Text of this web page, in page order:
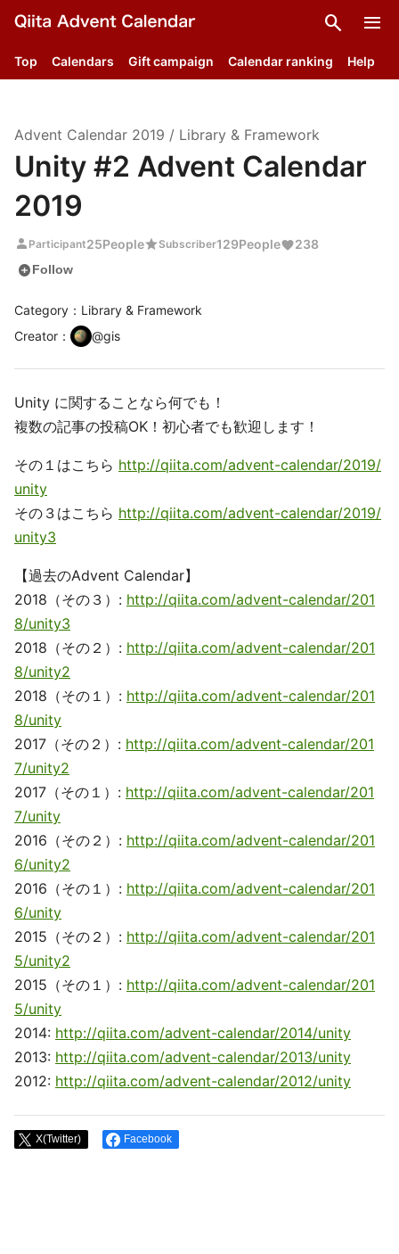
search menu
Top Calendars Gift campaign Calendar ranking Help
Advent Calendar 2019 / Library & Framework
Unity #2 Advent Calendar
2019
person Participant25PeoplestarSubscriber129People 238
add_circleFollow
Category：Library & Framework
Creator ： @gis
Unity に関することなら何でも！
複数の記事の投稿OK！初心者でも歓迎します！
その１はこちら http://qiita.com/advent-calendar/2019/
unity
その３はこちら http://qiita.com/advent-calendar/2019/
unity3
【過去のAdvent Calendar】
2018（その３）: http://qiita.com/advent-calendar/201
8/unity3
2018（その２）: http://qiita.com/advent-calendar/201
8/unity2
2018（その１）: http://qiita.com/advent-calendar/201
8/unity
2017（その２）: http://qiita.com/advent-calendar/201
7/unity2
2017（その１）: http://qiita.com/advent-calendar/201
7/unity
2016（その２）: http://qiita.com/advent-calendar/201
6/unity2
2016（その１）: http://qiita.com/advent-calendar/201
6/unity
2015（その２）: http://qiita.com/advent-calendar/201
5/unity2
2015（その１）: http://qiita.com/advent-calendar/201
5/unity
2014: http://qiita.com/advent-calendar/2014/unity
2013: http://qiita.com/advent-calendar/2013/unity
2012: http://qiita.com/advent-calendar/2012/unity
X(Twitter) Facebook